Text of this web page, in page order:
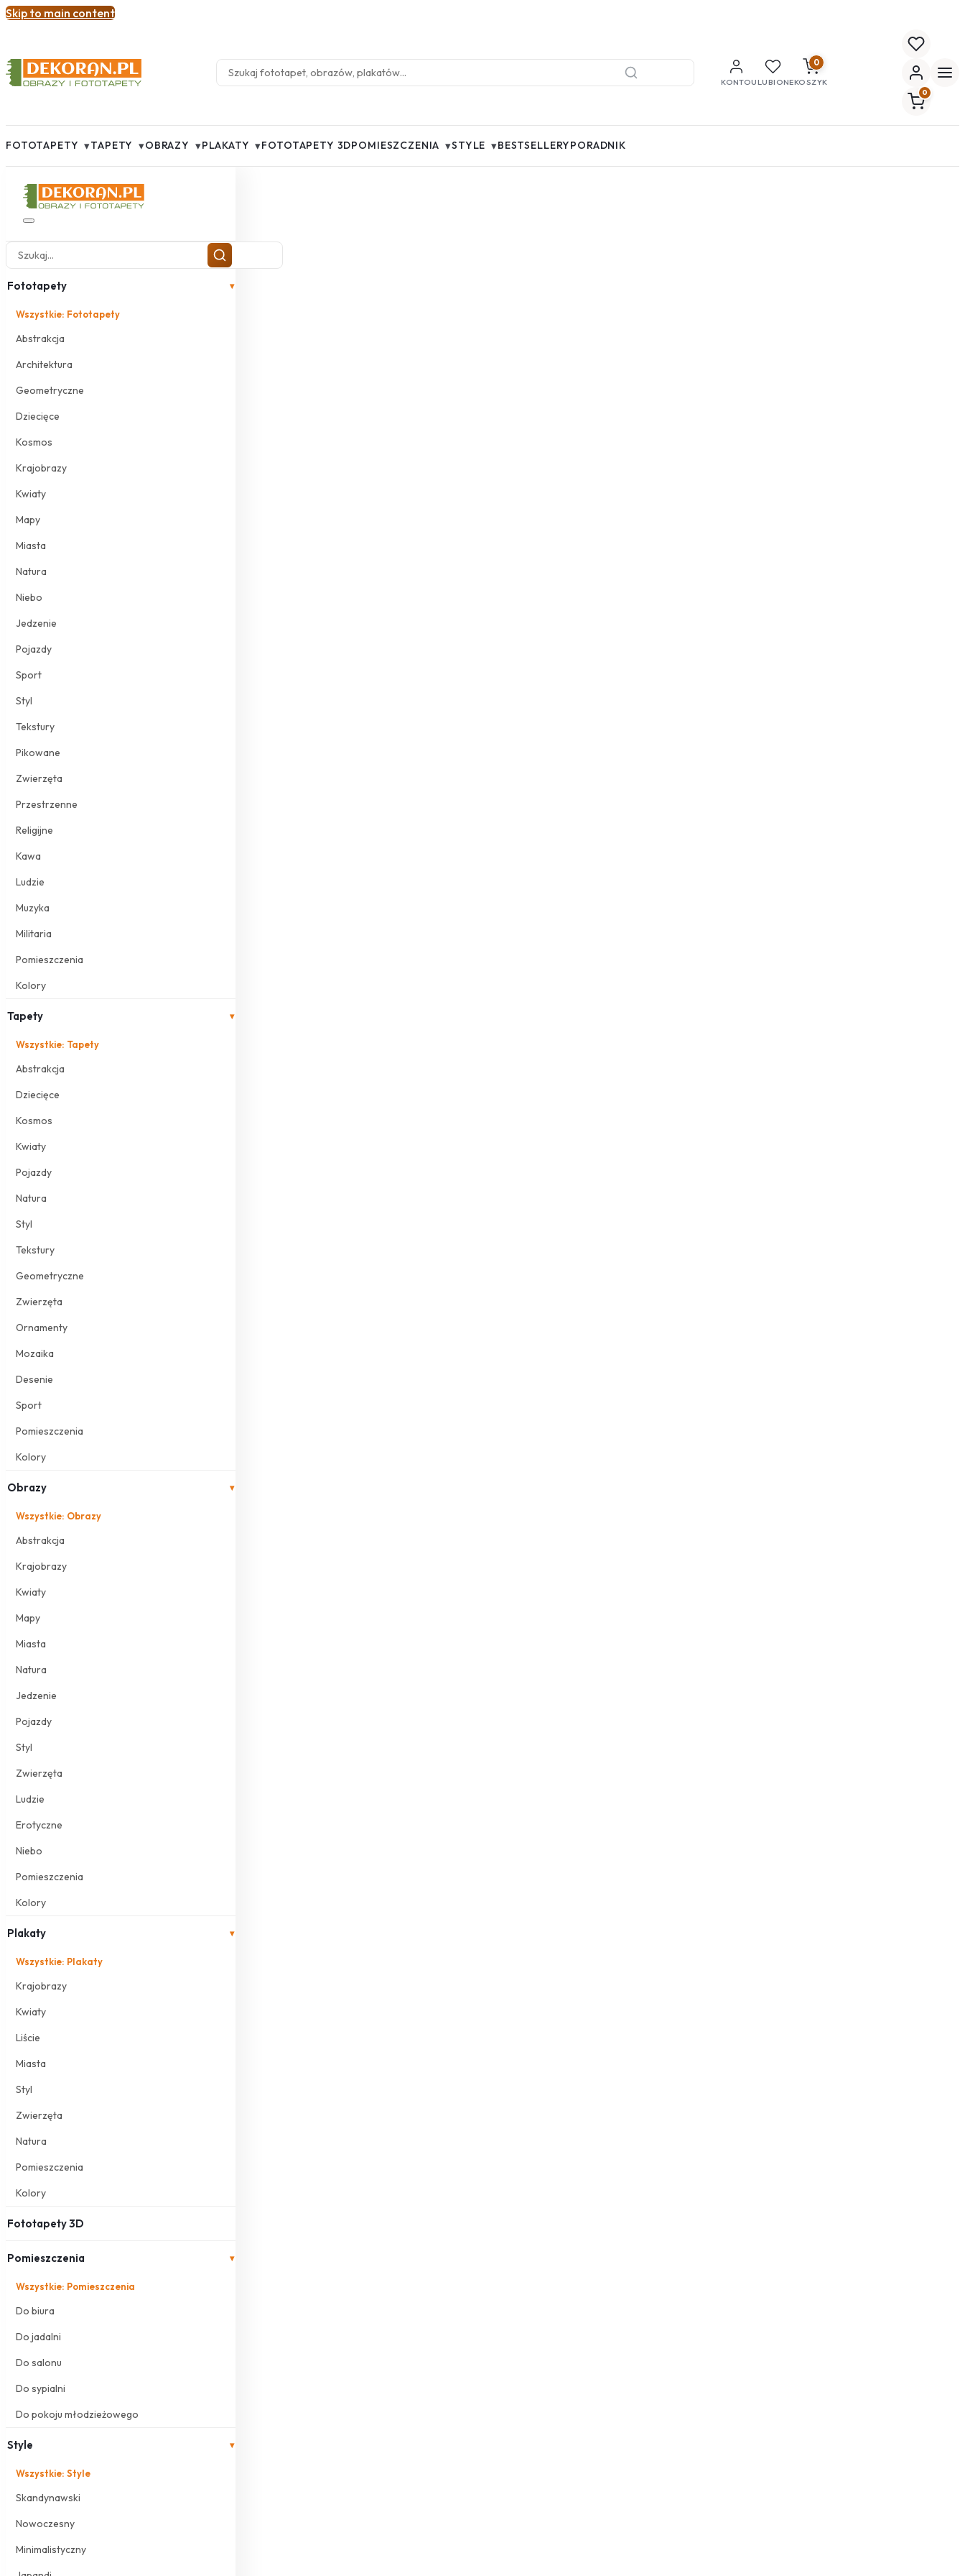
Skip to main content
KONTOULUBIONE
0
KOSZYK
0
FOTOTAPETY ▾TAPETY ▾OBRAZY ▾PLAKATY ▾FOTOTAPETY 3DPOMIESZCZENIA ▾STYLE ▾BESTSELLERYPORADNIK
Fototapety ▾
Wszystkie: Fototapety
Abstrakcja
Architektura
Geometryczne
Dziecięce
Kosmos
Krajobrazy
Kwiaty
Mapy
Miasta
Natura
Niebo
Jedzenie
Pojazdy
Sport
Styl
Tekstury
Pikowane
Zwierzęta
Przestrzenne
Religijne
Kawa
Ludzie
Muzyka
Militaria
Pomieszczenia
Kolory
Tapety ▾
Wszystkie: Tapety
Abstrakcja
Dziecięce
Kosmos
Kwiaty
Pojazdy
Natura
Styl
Tekstury
Geometryczne
Zwierzęta
Ornamenty
Mozaika
Desenie
Sport
Pomieszczenia
Kolory
Obrazy ▾
Wszystkie: Obrazy
Abstrakcja
Krajobrazy
Kwiaty
Mapy
Miasta
Natura
Jedzenie
Pojazdy
Styl
Zwierzęta
Ludzie
Erotyczne
Niebo
Pomieszczenia
Kolory
Plakaty ▾
Wszystkie: Plakaty
Krajobrazy
Kwiaty
Liście
Miasta
Styl
Zwierzęta
Natura
Pomieszczenia
Kolory
Fototapety 3D
Pomieszczenia ▾
Wszystkie: Pomieszczenia
Do biura
Do jadalni
Do salonu
Do sypialni
Do pokoju młodzieżowego
Style ▾
Wszystkie: Style
Skandynawski
Nowoczesny
Minimalistyczny